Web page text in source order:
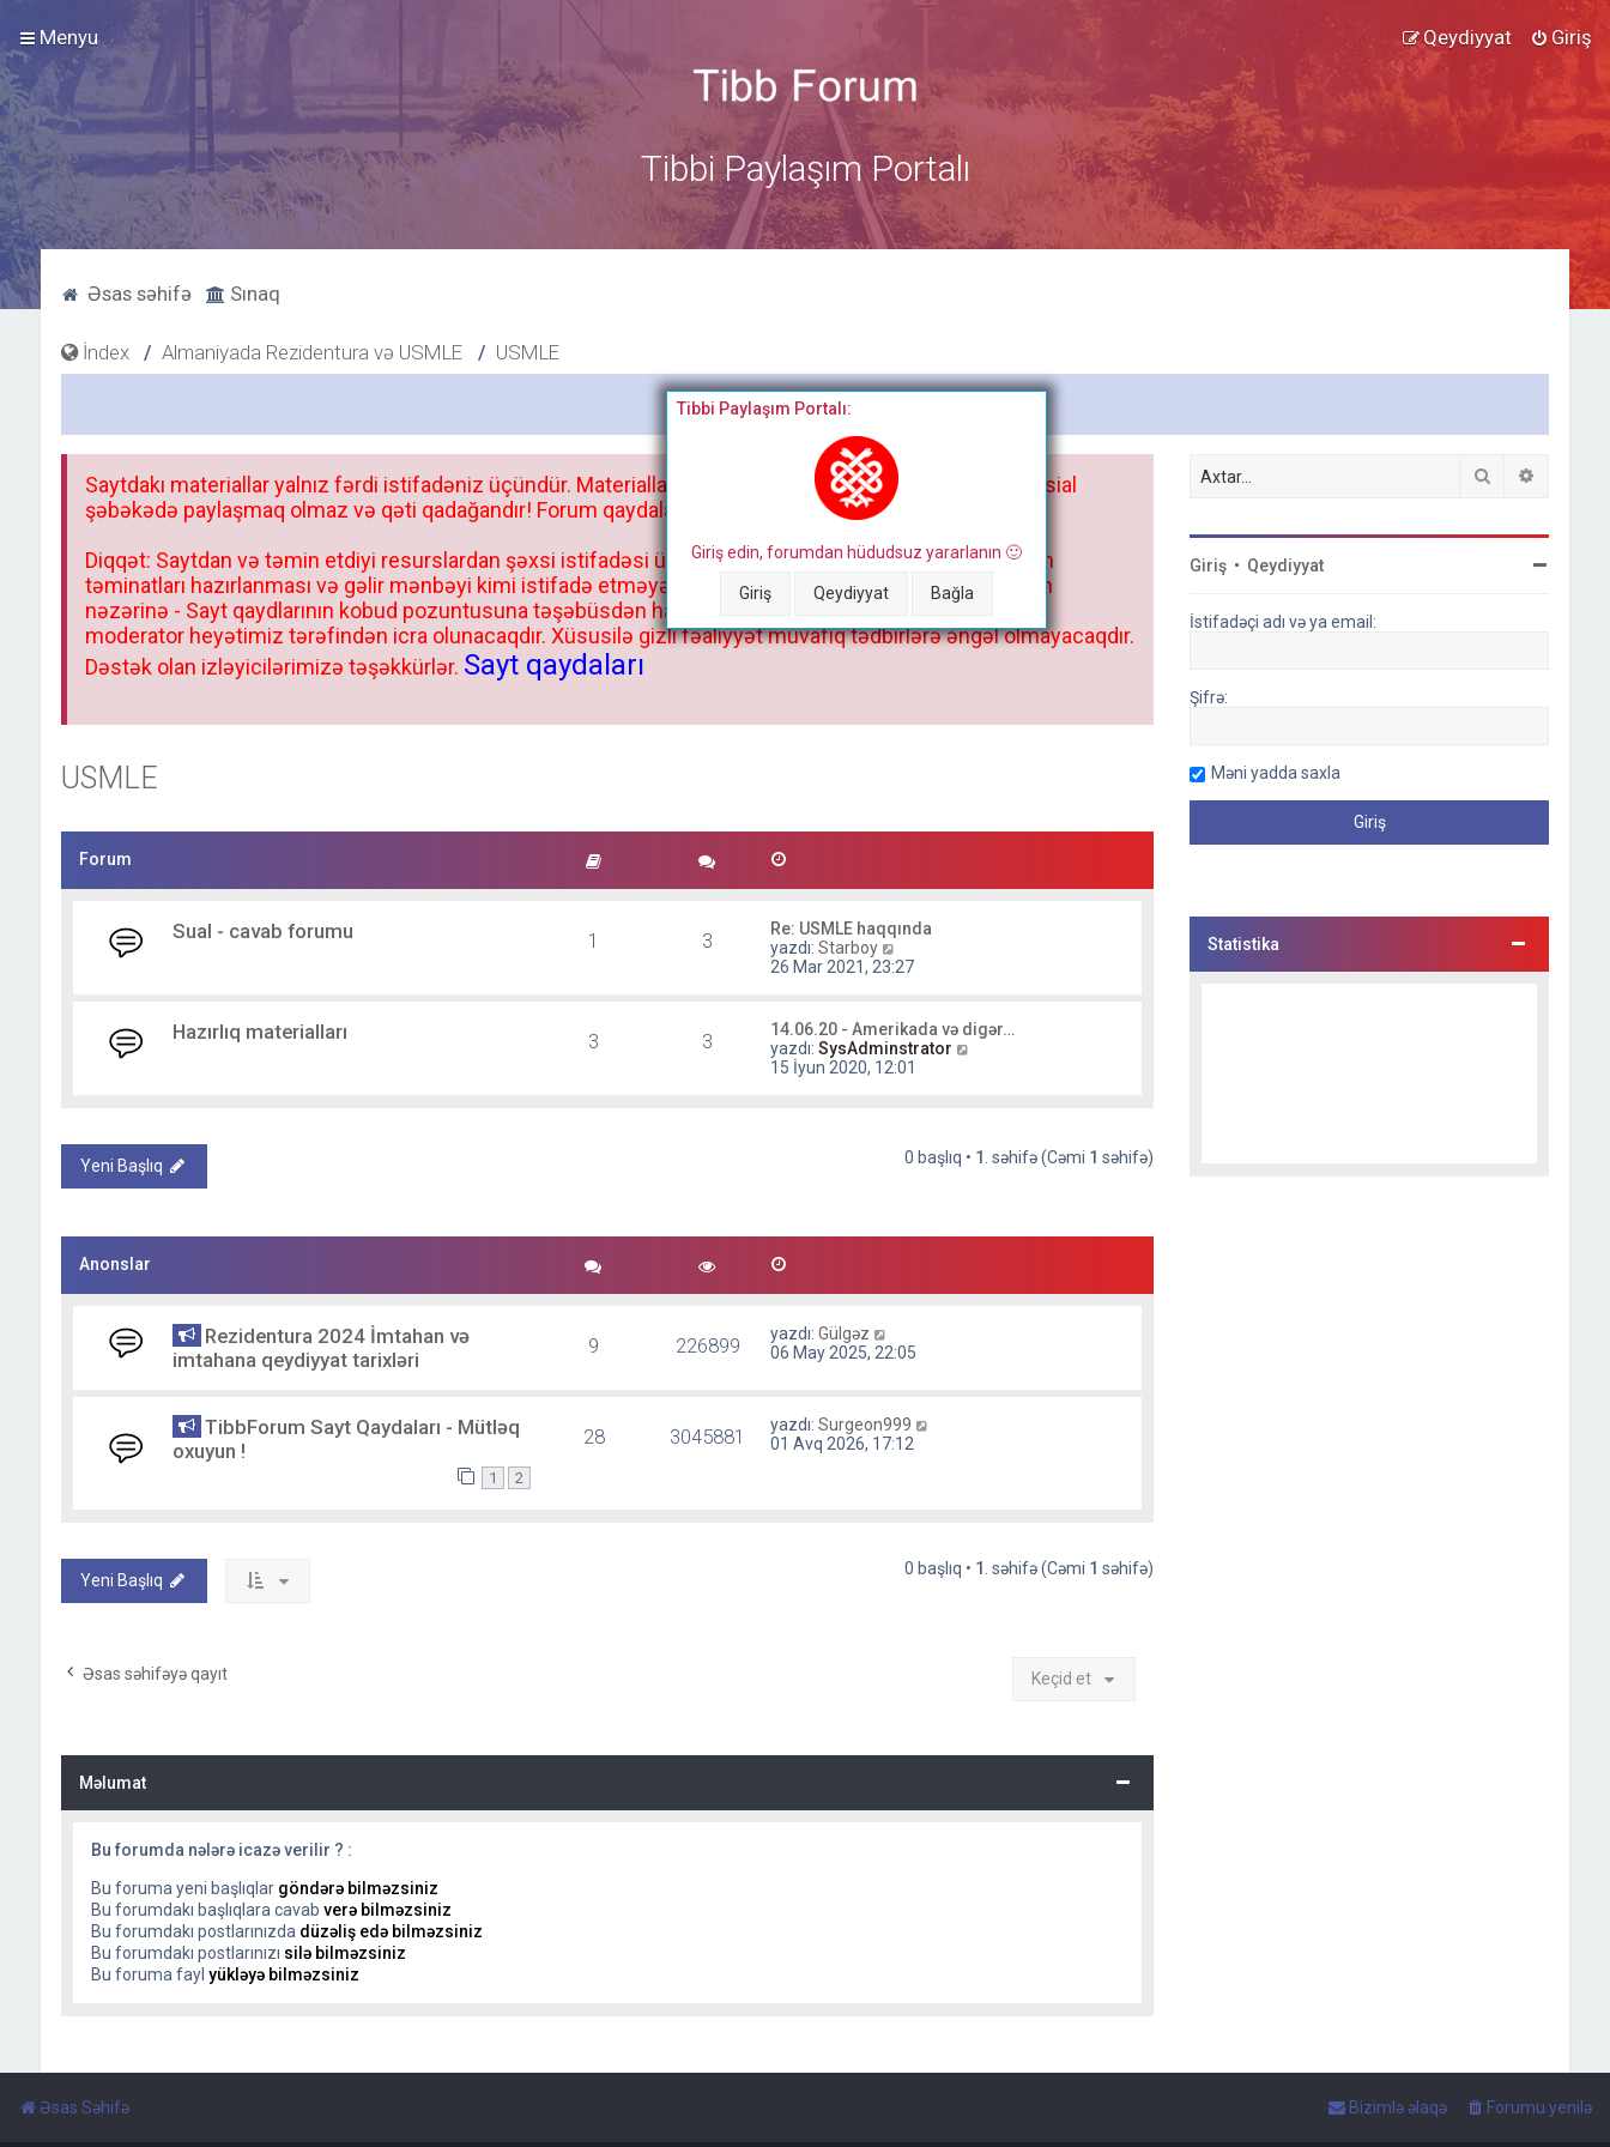
Menyu Giriş
Qeydiyyat
Tibbi Paylaşım Portalı
Əsas səhifə Sınaq
İndex Almaniyada Rezidentura və USMLE USMLE
Bitdi
Tibbi Paylaşım Portalı:
Giriş edin, forumdan hüdudsuz yararlanın 🙂
Giriş Qeydiyyat Bağla
Saytdakı materiallar yalnız fərdi istifadəniz üçündür. Materialları istisnasız heç bir qrupda, saytda və sosial
şəbəkədə paylaşmaq olmaz və qəti qadağandır! Forum qaydaları ilə mütləq tanış olun:
Diqqət: Saytdan və təmin etdiyi resurslardan şəxsi istifadəsi üçün deyil, kənar niyyətlər, xüsusi proqram
təminatları hazırlanması və gəlir mənbəyi kimi istifadə etməyə cəhd göstərənlərin və istifadə edənlərin
nəzərinə - Sayt qaydlarının kobud pozuntusuna təşəbüsdən haqqınızda bütün müvafiq tədbirlər böyük
moderator heyətimiz tərəfindən icra olunacaqdır. Xüsusilə gizli fəaliyyət müvafiq tədbirlərə əngəl olmayacaqdır.
Dəstək olan izləyicilərimizə təşəkkürlər. Sayt qaydaları
USMLE
Forum
Sual - cavab forumu 1 3
Re: USMLE haqqında
yazdı:Starboy
o
e
s
a
ü
26 Mar 2021, 23:27
Hazırlıq materialları 3 3
14.06.20 - Amerikada və digər…
yazdı:SysAdminstrator
a
ö
n
15 İyun 2020, 12:01
Yeni Başlıq 0 başlıq • 1 . səhifə (Cəmi 1 səhifə)
Anonslar
Rezidentura 2024 İmtahan və
imtahana qeydiyyat tarixləri
9 226899 yazdı:Gülgəz
06 May 2025, 22:05
TibbForum Sayt Qaydaları - Mütləq
oxuyun !
1 2
28 3045881 yazdı:Surgeon999
01 Avq 2026, 17:12
Yeni Başlıq
0 başlıq • 1 . səhifə (Cəmi 1 səhifə)
Əsas səhifəyə qayıt Keçid et
Məlumat
Bu forumda nələrə icazə verilir ? :
Bu foruma yeni başlıqlar göndərə bilməzsiniz
Bu forumdakı başlıqlara cavab verə bilməzsiniz
Bu forumdakı postlarınızda düzəliş edə bilməzsiniz
Bu forumdakı postlarınızı silə bilməzsiniz
Bu foruma fayl yükləyə bilməzsiniz
Axtar
Giriş • Qeydiyyat
İstifadəçi adı və ya email:
Şifrə:
Məni yadda saxla
Statistika
Əsas Səhifə Forumu yenilə
Bizimlə əlaqə